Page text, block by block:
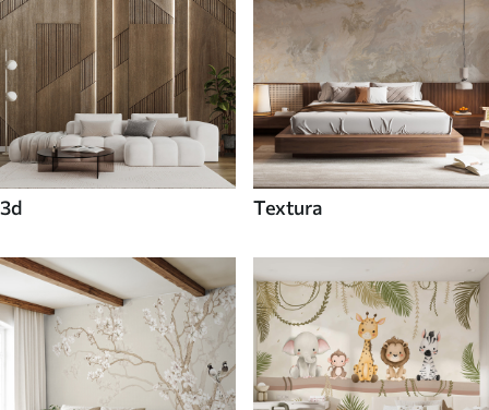
3d Textura